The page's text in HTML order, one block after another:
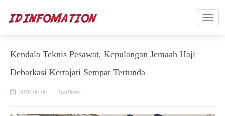
Kendala Teknis Pesawat, Kepulangan Jemaah Haji
Debarkasi Kertajati Sempat Tertunda
2026-06-06 HaiPress